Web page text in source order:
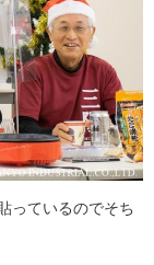
っているのでそち